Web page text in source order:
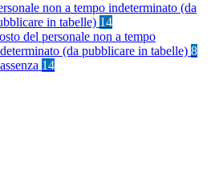
non a tempo indeterminato (da
in tabelle) 14
del personale non a tempo
(da pubblicare in tabelle) 8
14